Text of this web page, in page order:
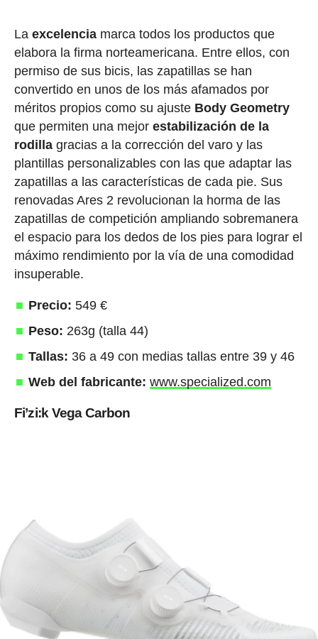
La excelenciamarca todos los productos que
elabora la firma norteamericana. Entre ellos, con
permiso de sus bicis, las zapatillas se han
convertido en unos de los más afamados por
méritos propios como su ajuste Body Geometry
que permiten una mejor estabilización de la
rodillagracias a la corrección del varo y las
plantillas personalizables con las que adaptar las
zapatillas a las características de cada pie. Sus
renovadas Ares 2 revolucionan la horma de las
zapatillas de competición ampliando sobremanera
el espacio para los dedos de los pies para lograr el
máximo rendimiento por la vía de una comodidad
insuperable.
Precio: 549 €
Peso: 263g (talla 44)
Tallas: 36 a 49 con medias tallas entre 39 y 46
Web del fabricante: www.specialized.com
Fi’zi:k Vega Carbon